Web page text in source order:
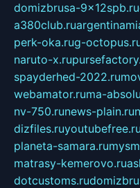
domizbrusa-9x12spb.ru
a380club.ru
perk-oka.rug-
naruto-x.ru
spayderhed-2022.ru
webamator.ruma-
nv-750.runews-plain.ru
dizfiles.ruyoutubefree.ru
planeta-samara.ru
matrasy-kemerovo.ru
dotcustoms.ru